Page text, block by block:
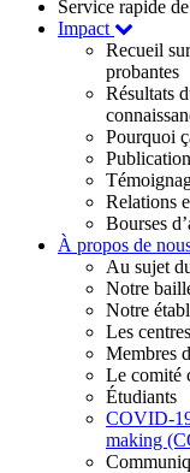
Service rapide
Impact
Recueil
probantes
Résultats
Pourquoi
Relations
Bourses
À propos de
Au sujet
Notre
Notre
Les
Membres
Le comité
Étudiants
COVID-
making